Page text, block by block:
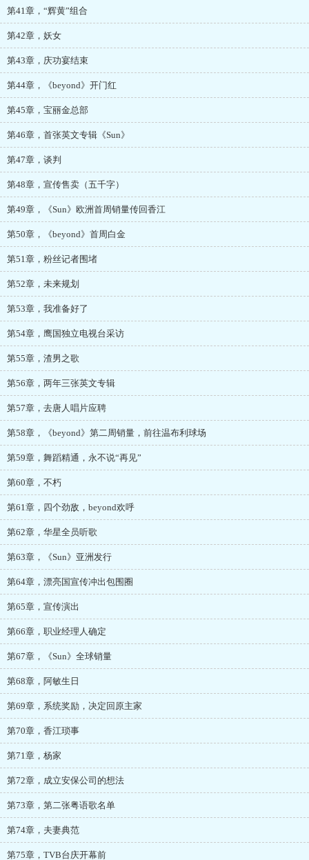
第41章，“辉黄”组合
第42章，妖女
第43章，庆功宴结束
第44章，《beyond》开门红
第45章，宝丽金总部
第46章，首张英文专辑《Sun》
第47章，谈判
第48章，宣传售卖（五千字）
第49章，《Sun》欧洲首周销量传回香江
第50章，《beyond》首周白金
第51章，粉丝记者围堵
第52章，未来规划
第53章，我准备好了
第54章，鹰国独立电视台采访
第55章，渣男之歌
第56章，两年三张英文专辑
第57章，去唐人唱片应聘
第58章，《beyond》第二周销量，前往温布利球场
第59章，舞蹈精通，永不说“再见”
第60章，不朽
第61章，四个劲敌，beyond欢呼
第62章，华星全员听歌
第63章，《Sun》亚洲发行
第64章，漂亮国宣传冲出包围圈
第65章，宣传演出
第66章，职业经理人确定
第67章，《Sun》全球销量
第68章，阿敏生日
第69章，系统奖励，决定回原主家
第70章，香江琐事
第71章，杨家
第72章，成立安保公司的想法
第73章，第二张粤语歌名单
第74章，夫妻典范
第75章，TVB台庆开幕前